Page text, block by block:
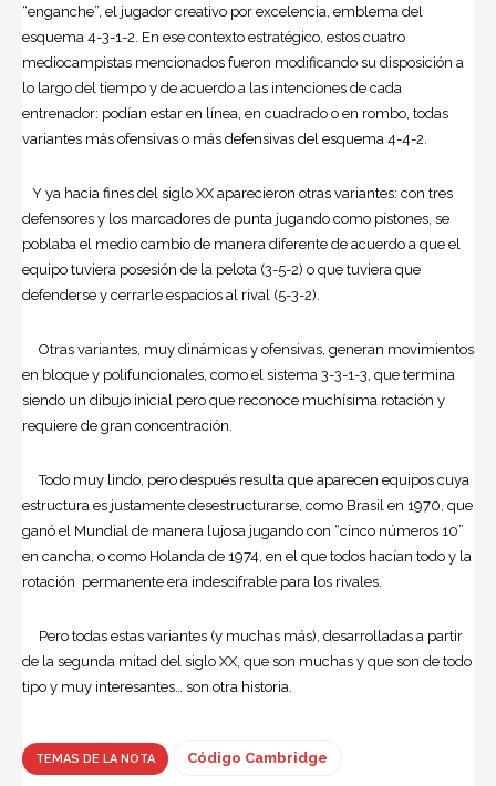
“enganche”, el jugador creativo por excelencia, emblema del
esquema 4-3-1-2. En ese contexto estratégico, estos cuatro
mediocampistas mencionados fueron modificando su disposición a
lo largo del tiempo y de acuerdo a las intenciones de cada
entrenador: podían estar en línea, en cuadrado o en rombo, todas
variantes más ofensivas o más defensivas del esquema 4-4-2.
Y ya hacia fines del siglo XX aparecieron otras variantes: con tres
defensores y los marcadores de punta jugando como pistones, se
poblaba el medio cambio de manera diferente de acuerdo a que el
equipo tuviera posesión de la pelota (3-5-2) o que tuviera que
defenderse y cerrarle espacios al rival (5-3-2).
Otras variantes, muy dinámicas y ofensivas, generan movimientos
en bloque y polifuncionales, como el sistema 3-3-1-3, que termina
siendo un dibujo inicial pero que reconoce muchísima rotación y
requiere de gran concentración.
Todo muy lindo, pero después resulta que aparecen equipos cuya
estructura es justamente desestructurarse, como Brasil en 1970, que
ganó el Mundial de manera lujosa jugando con “cinco números 10”
en cancha, o como Holanda de 1974, en el que todos hacían todo y la
rotación permanente era indescifrable para los rivales.
Pero todas estas variantes (y muchas más), desarrolladas a partir
de la segunda mitad del siglo XX, que son muchas y que son de todo
tipo y muy interesantes… son otra historia.
TEMAS DE LA NOTA Código Cambridge